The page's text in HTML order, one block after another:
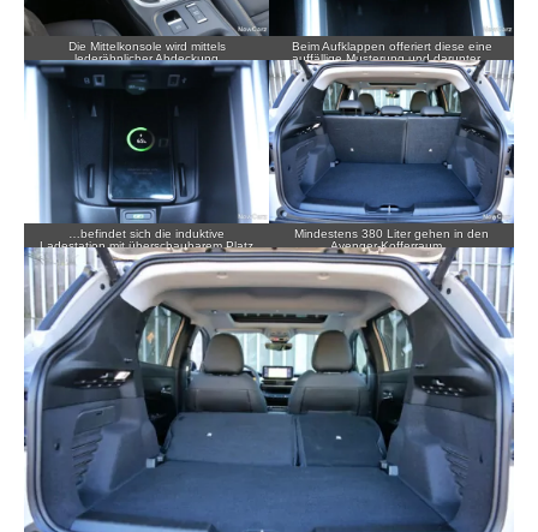
Die Mittelkonsole wird mittels
lederähnlicher Abdeckung
verschlossen, die ein „e“ als Hinweis zur
Antriebsart trägt.
Beim Aufklappen offeriert diese eine
auffällige Musterung und darunter…
…befindet sich die induktive
Ladestation mit überschaubarem Platz
für Smartphones.
Mindestens 380 Liter gehen in den
Avenger-Kofferraum…